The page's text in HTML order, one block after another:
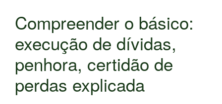
Compreender o básico:
execução de dívidas,
penhora, certidão de
perdas explicada